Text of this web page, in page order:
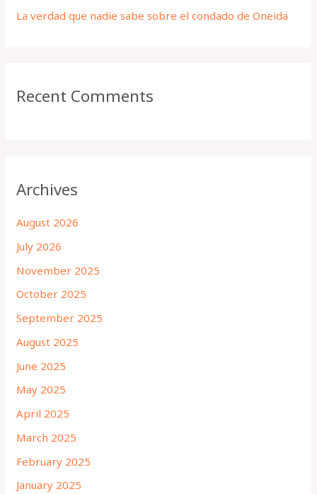
La verdad que nadie sabe sobre el condado de Oneida
Recent Comments
Archives
August 2026
July 2026
November 2025
October 2025
September 2025
August 2025
June 2025
May 2025
April 2025
March 2025
February 2025
January 2025